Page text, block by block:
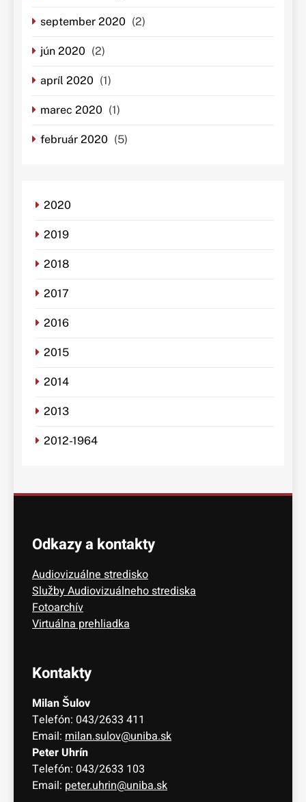
september 2020 (2)
jún 2020 (2)
apríl 2020 (1)
marec 2020 (1)
február 2020 (5)
2020
2019
2018
2017
2016
2015
2014
2013
2012-1964
Odkazy a kontakty
Audiovizuálne stredisko
Služby Audiovizuálneho strediska
Fotoarchív
Virtuálna prehliadka
Kontakty
Milan Šulov
Telefón: 043/2633 411
Email: milan.sulov@uniba.sk
Peter Uhrín
Telefón: 043/2633 103
Email: peter.uhrin@uniba.sk